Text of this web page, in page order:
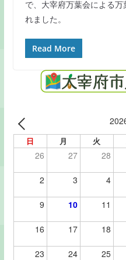
e
b
o
o
k
er l
で、大宰府万葉会による
れました。
Read More
日 月 火
26 27 28
2 3 4
9 10 11
16 17 18
23 24 25